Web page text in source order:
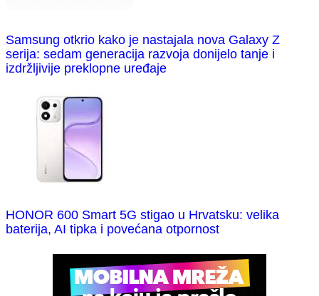
Samsung otkrio kako je nastajala nova Galaxy Z
serija: sedam generacija razvoja donijelo tanje i
izdržljivije preklopne uređaje
HONOR 600 Smart 5G stigao u Hrvatsku: velika
baterija, AI tipka i povećana otpornost